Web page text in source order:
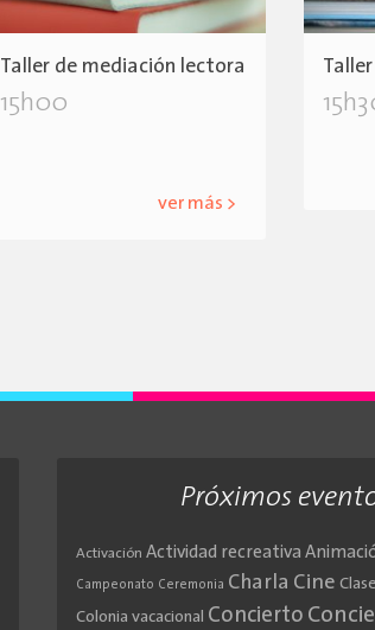
Taller de mediación lectora
15h00
ver más >
Próximos
Activación Actividad recreativa
Campeonato Ceremonia Charla Cine
Colonia vacacional Concierto